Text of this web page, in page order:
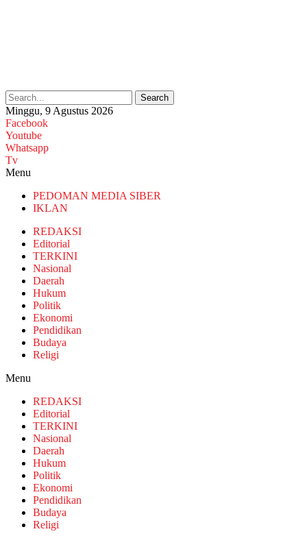
Search
Minggu, 9 Agustus 2026
Facebook
Youtube
Whatsapp
Tv
Menu
PEDOMAN MEDIA SIBER
IKLAN
REDAKSI
Editorial
TERKINI
Nasional
Daerah
Hukum
Politik
Ekonomi
Pendidikan
Budaya
Religi
Menu
REDAKSI
Editorial
TERKINI
Nasional
Daerah
Hukum
Politik
Ekonomi
Pendidikan
Budaya
Religi